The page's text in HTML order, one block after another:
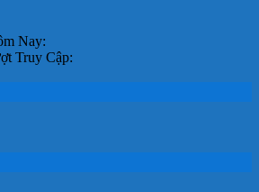
Nay:
Truy Cập: